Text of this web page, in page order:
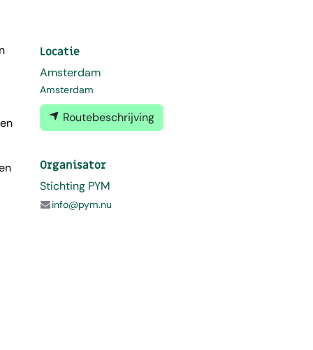
Locatie
Amsterdam
Amsterdam
Routebeschrijving
Organisator
Stichting PYM
info@pym.nu